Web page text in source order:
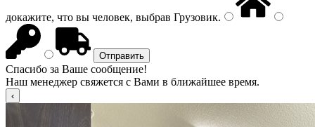
докажите, что вы человек, выбрав Грузовик.
Спасибо за Ваше сообщение!
Наш менеджер свяжется с Вами в ближайшее время.